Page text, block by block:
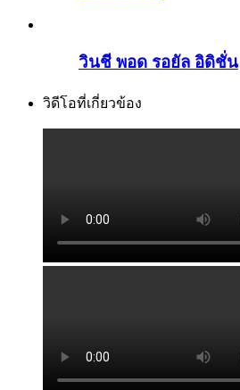
วินชี พอด รอยัล อิดิชั่น
วิดีโอที่เกี่ยวข้อง